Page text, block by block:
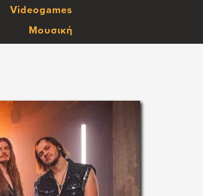
Videogames
Μουσική